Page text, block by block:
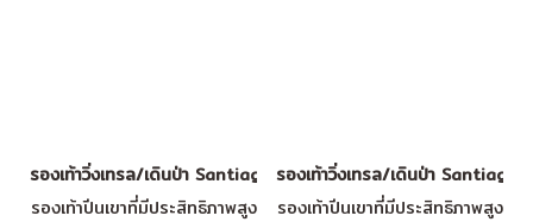
รองเท้าวิ่งเทรล/เดินป่า Santiago (Khaki)
รองเท้าปีนเขาที่มีประสิทธิภาพสูง
รองเท้าวิ่งเทรล/เดินป่า Santiago
รองเท้าปีนเขาที่มีประสิทธิภาพสูง